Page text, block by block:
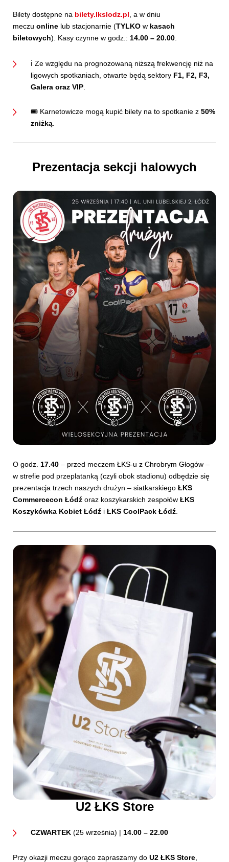
Bilety dostępne na bilety.lkslodz.pl, a w dniu
meczu online lub stacjonarnie (TYLKO w kasach
biletowych). Kasy czynne w godz.: 14.00 – 20.00.
ℹ️ Ze względu na prognozowaną niższą frekwencję niż na
ligowych spotkaniach, otwarte będą sektory F1, F2, F3,
Galera oraz VIP
🎟 Karnetowicze mogą kupić bilety na to spotkanie z 50%
zniżką
Prezentacja sekcji halowych
O godz. 17.40 – przed meczem ŁKS-u z Chrobrym Głogów –
w strefie pod przeplatanką (czyli obok stadionu) odbędzie się
prezentacja trzech naszych drużyn – siatkarskiego ŁKS
Commercecon Łódź oraz koszykarskich zespołów ŁKS
Koszykówka Kobiet Łódź i ŁKS CoolPack Łódź.
U2 ŁKS Store
CZWARTEK (25 września) | 14.00 – 22.00
Przy okazji meczu gorąco zapraszamy do U2 ŁKS Store,